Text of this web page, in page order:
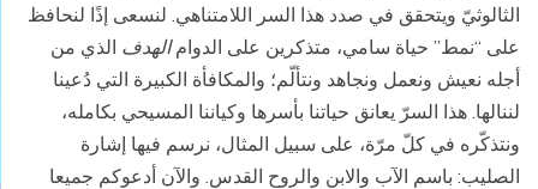
الثالوثيّ ويتحقق في صدد هذا السر اللامتناهي. لنسعى إذًا لنحافظ
على “نمط” حياة سامي، متذكرين على الدوامالهدف الذي من
أجله نعيش ونعمل ونجاهد ونتألّم؛ والمكافأة الكبيرة التي دُعينا
لننالها. هذا السرّ يعانق حياتنا بأسرها وكياننا المسيحي بكامله،
ونتذكّره في كلّ مرّة، على سبيل المثال، نرسم فيها إشارة
الصليب: باسم الآب والابن والروح القدس. والآن أدعوكم جميعا